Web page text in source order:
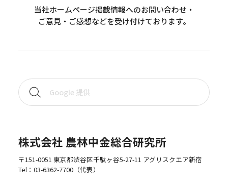
当社ホームページ掲載情報へのお問い合わせ・
ご意見・ご感想などを受け付けております。
株式会社 農林中金総合研究所
〒151-0051 東京都渋谷区千駄ヶ谷5-27-11 アグリスクエア新宿
Tel： 03-6362-7700（代表）